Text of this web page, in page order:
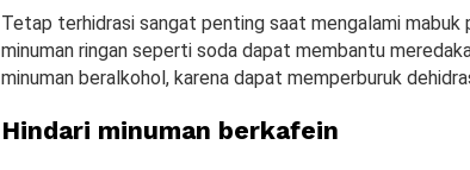
Tetap terhidrasi sangat penting saat mengalami mabuk
minuman ringan seperti soda dapat membantu
minuman beralkohol, karena dapat memperburuk
Hindari minuman berkafein